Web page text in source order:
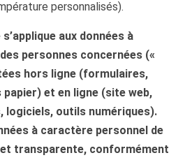
personnalisés).
aux données à
personnes concernées («
hors ligne (formulaires,
et en ligne (site web,
logiciels, outils numériques).
à caractère personnel de
transparente, conformément